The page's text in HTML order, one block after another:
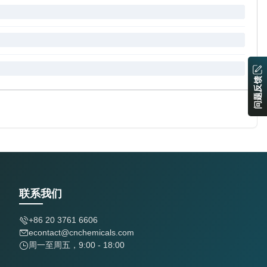
联系我们
+86 20 3761 6606
econtact@cnchemicals.com
周一至周五，9:00 - 18:00
问题反馈